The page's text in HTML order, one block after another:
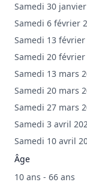
Samedi 30
Samedi 6 février
Samedi 13 février
Samedi 20 février
Samedi 13 mars
Samedi 20 mars
Samedi 27 mars
Samedi 3 avril
Samedi 10 avril
Âge
10 ans - 66 ans